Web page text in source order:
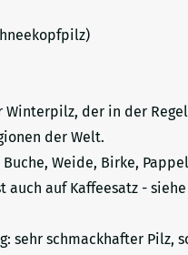
Winterpilz, der in der
der Welt.
Weide, Birke,
auch auf Kaffeesatz - siehe
sehr schmackhafter Pilz,